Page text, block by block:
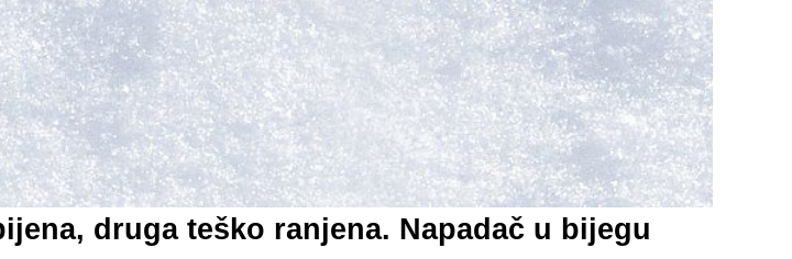
druga teško ranjena. Napadač u bijegu